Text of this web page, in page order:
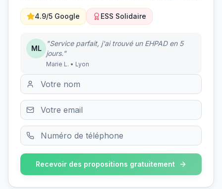
4.9/5 Google ESS Solidaire
ML
"Service parfait, j'ai trouvé un EHPAD en 5
jours."
Marie L. • Lyon
Recevoir des propositions gratuitement